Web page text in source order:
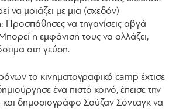
να μοιάζει με μια (σχεδόν)
Προσπάθησες να τηγανίσεις αβγά
η εμφάνισή τους να αλλάζει,
στη γεύση.
το κινηματογραφικό camp έχτισε
ένα πιστό κοινό, έπεισε την
δημοσιογράφο Σούζαν Σόνταγκ να